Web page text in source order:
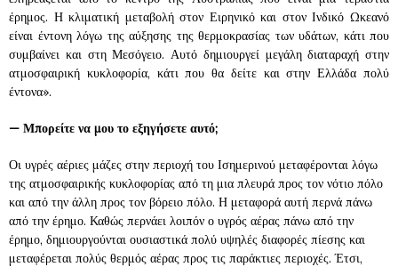
έρημος. Η κλιματική μεταβολή στον Ειρηνικό και στον Ινδικό Ωκεανό
είναι έντονη λόγω της αύξησης της θερμοκρασίας των υδάτων, κάτι που
συμβαίνει και στη Μεσόγειο. Αυτό δημιουργεί μεγάλη διαταραχή στην
ατμοσφαιρική κυκλοφορία, κάτι που θα δείτε και στην Ελλάδα πολύ
έντονα».
— Μπορείτε να μου το εξηγήσετε αυτό;
Οι υγρές αέριες μάζες στην περιοχή του Ισημερινού μεταφέρονται λόγω
της ατμοσφαιρικής κυκλοφορίας από τη μια πλευρά προς τον νότιο πόλο
και από την άλλη προς τον βόρειο πόλο. Η μεταφορά αυτή περνά πάνω
από την έρημο. Καθώς περνάει λοιπόν ο υγρός αέρας πάνω από την
έρημο, δημιουργούνται ουσιαστικά πολύ υψηλές διαφορές πίεσης και
μεταφέρεται πολύς θερμός αέρας προς τις παράκτιες περιοχές. Έτσι,